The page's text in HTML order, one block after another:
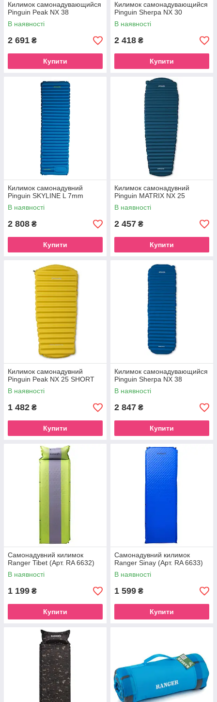
Килимок самонадувающийся
Pinguin Peak NX 38
В наявності
2 691 ₴
Купити
Килимок самонадувающийся
Pinguin Sherpa NX 30
В наявності
2 418 ₴
Купити
Килимок самонадувний
Pinguin SKYLINE L 7mm
В наявності
2 808 ₴
Купити
Килимок самонадувний
Pinguin MATRIX NX 25
В наявності
2 457 ₴
Купити
Килимок самонадувний
Pinguin Peak NX 25 SHORT
В наявності
1 482 ₴
Купити
Килимок самонадувающийся
Pinguin Sherpa NX 38
В наявності
2 847 ₴
Купити
Самонадувний килимок
Ranger Tibet (Арт. RA 6632)
В наявності
1 199 ₴
Купити
Самонадувний килимок
Ranger Sinay (Арт. RA 6633)
В наявності
1 599 ₴
Купити